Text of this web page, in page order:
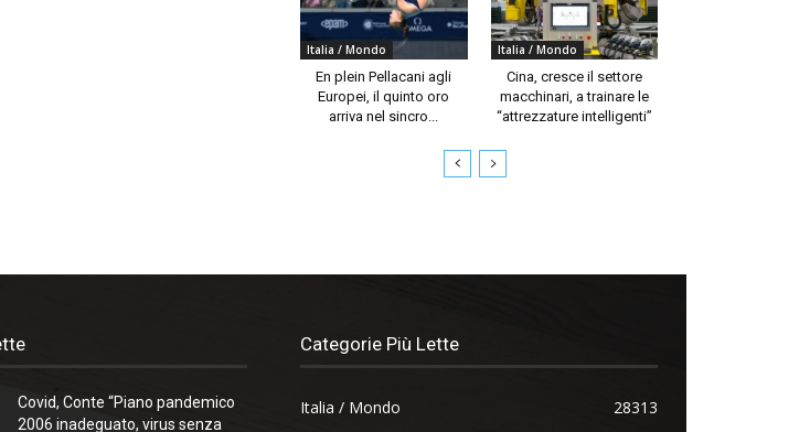
Italia / Mondo
En plein Pellacani agli
Europei, il quinto oro
arriva nel sincro...
Italia / Mondo
Cina, cresce il settore
macchinari, a trainare le
“attrezzature intelligenti”
Covid, Conte “Piano pandemico
2006 inadeguato, virus senza
Categorie Più Lette
Italia / Mondo
28313